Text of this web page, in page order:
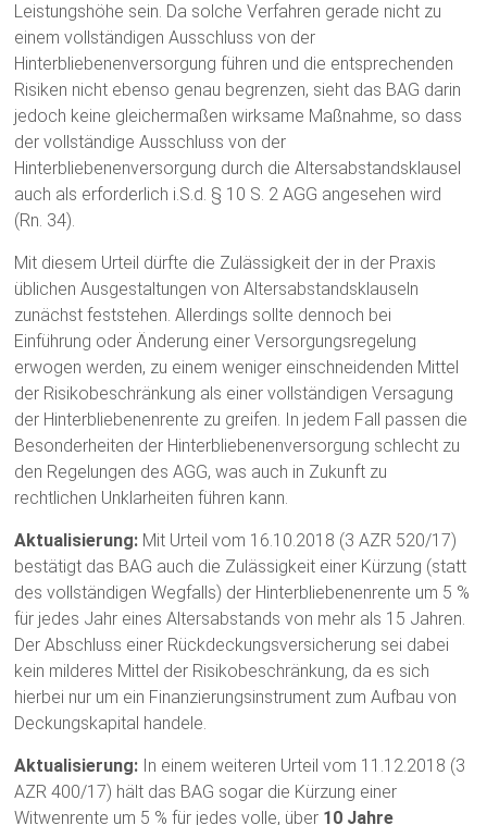
Leistungshöhe sein. Da solche Verfahren gerade nicht zu
einem vollständigen Ausschluss von der
Hinterbliebenenversorgung führen und die entsprechenden
Risiken nicht ebenso genau begrenzen, sieht das BAG darin
jedoch keine gleichermaßen wirksame Maßnahme, so dass
der vollständige Ausschluss von der
Hinterbliebenenversorgung durch die Altersabstandsklausel
auch als erforderlich i.S.d. § 10 S. 2 AGG angesehen wird
(Rn. 34).
Mit diesem Urteil dürfte die Zulässigkeit der in der Praxis
üblichen Ausgestaltungen von Altersabstandsklauseln
zunächst feststehen. Allerdings sollte dennoch bei
Einführung oder Änderung einer Versorgungsregelung
erwogen werden, zu einem weniger einschneidenden Mittel
der Risikobeschränkung als einer vollständigen Versagung
der Hinterbliebenenrente zu greifen. In jedem Fall passen die
Besonderheiten der Hinterbliebenenversorgung schlecht zu
den Regelungen des AGG, was auch in Zukunft zu
rechtlichen Unklarheiten führen kann.
Aktualisierung: Mit Urteil vom 16.10.2018 (3 AZR 520/17)
bestätigt das BAG auch die Zulässigkeit einer Kürzung (statt
des vollständigen Wegfalls) der Hinterbliebenenrente um 5 %
für jedes Jahr eines Altersabstands von mehr als 15 Jahren.
Der Abschluss einer Rückdeckungsversicherung sei dabei
kein milderes Mittel der Risikobeschränkung, da es sich
hierbei nur um ein Finanzierungsinstrument zum Aufbau von
Deckungskapital handele.
Aktualisierung: In einem weiteren Urteil vom 11.12.2018 (3
AZR 400/17) hält das BAG sogar die Kürzung einer
Witwenrente um 5 % für jedes volle, über 10 Jahre